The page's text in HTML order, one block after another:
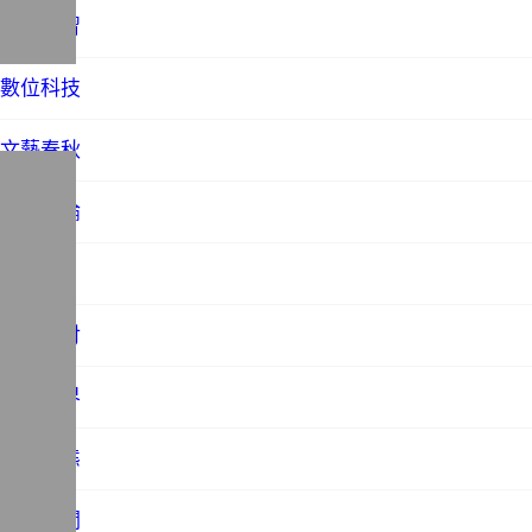
教育學習
數位科技
文藝春秋
時事評論
歷史探討
法務世界
社會百態
站務相關